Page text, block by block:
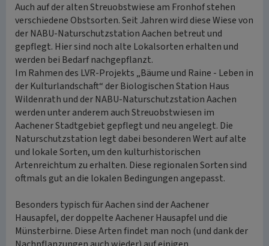
Auch auf der alten Streuobstwiese am Fronhof stehen
verschiedene Obstsorten. Seit Jahren wird diese Wiese von
der NABU-Naturschutzstation Aachen betreut und
gepflegt. Hier sind noch alte Lokalsorten erhalten und
werden bei Bedarf nachgepflanzt.
Im Rahmen des LVR-Projekts „Bäume und Raine - Leben in
der Kulturlandschaft“ der Biologischen Station Haus
Wildenrath und der NABU-Naturschutzstation Aachen
werden unter anderem auch Streuobstwiesen im
Aachener Stadtgebiet gepflegt und neu angelegt. Die
Naturschutzstation legt dabei besonderen Wert auf alte
und lokale Sorten, um den kulturhistorischen
Artenreichtum zu erhalten. Diese regionalen Sorten sind
oftmals gut an die lokalen Bedingungen angepasst.
Besonders typisch für Aachen sind der Aachener
Hausapfel, der doppelte Aachener Hausapfel und die
Münsterbirne. Diese Arten findet man noch (und dank der